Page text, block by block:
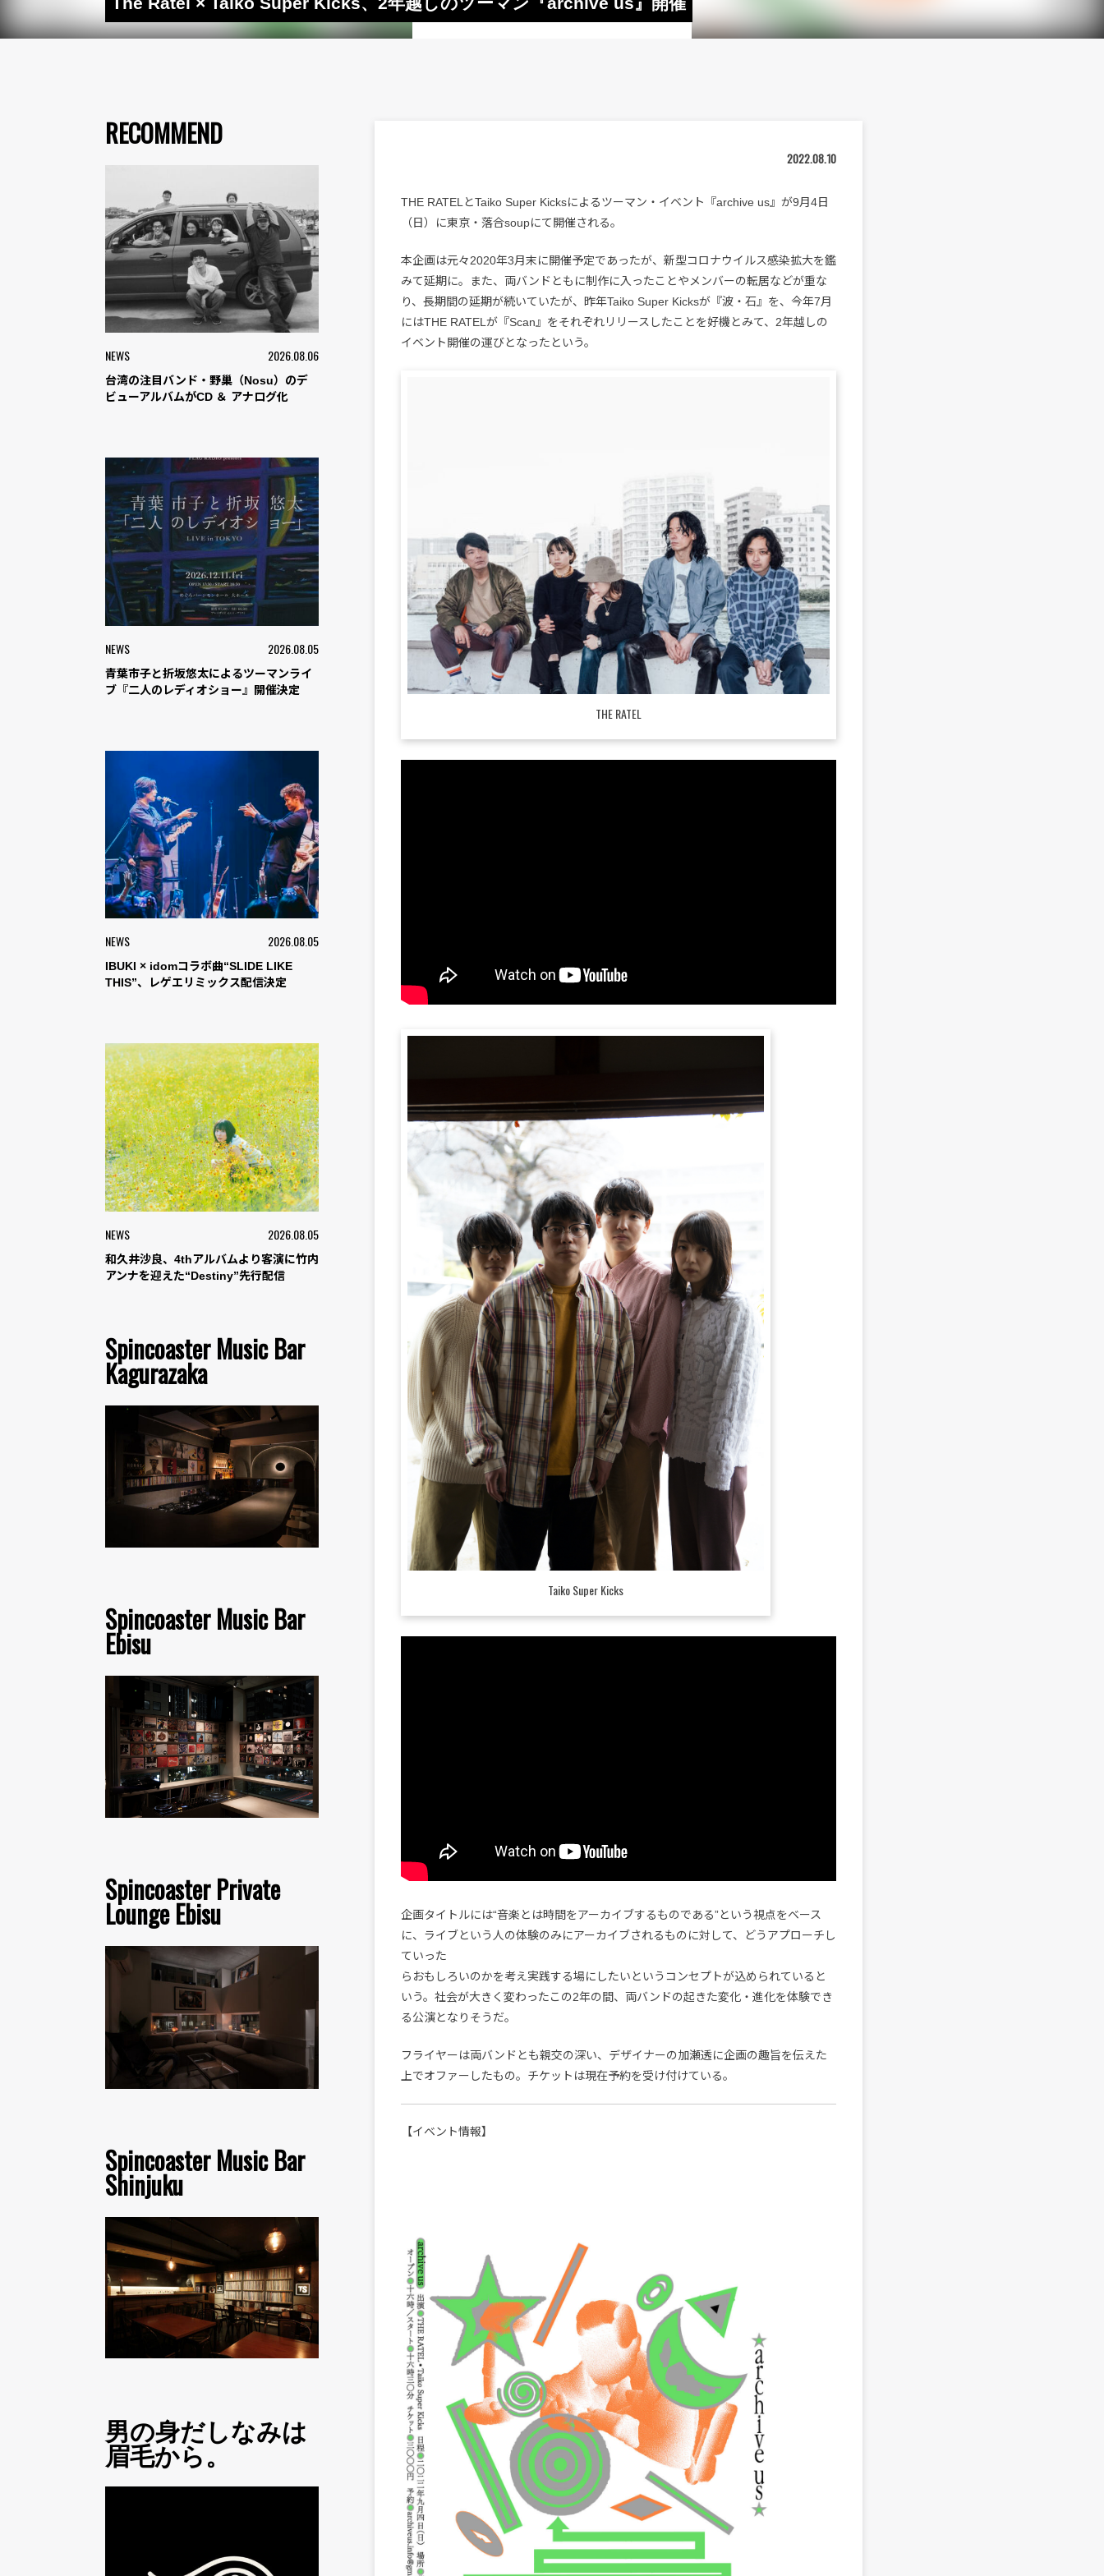
RECOMMEND
NEWS 2026.08.06
台湾の注目バンド・野巢（Nosu）のデ
ビューアルバムがCD ＆ アナログ化
NEWS 2026.08.05
青葉市子と折坂悠太によるツーマンライ
ブ『二人のレディオショー』開催決定
NEWS 2026.08.05
IBUKI × idomコラボ曲“SLIDE LIKE
THIS”、レゲエリミックス配信決定
NEWS 2026.08.05
和久井沙良、4thアルバムより客演に竹内
アンナを迎えた“Destiny”先行配信
Spincoaster Music Bar
Kagurazaka
Spincoaster Music Bar
Ebisu
Spincoaster Private
Lounge Ebisu
Spincoaster Music Bar
Shinjuku
男の身だしなみは
眉毛から。
2022.08.10
THE RATELとTaiko Super Kicksによるツーマン・イベント『archive us』が9月4日
（日）に東京・落合soupにて開催される。
本企画は元々2020年3月末に開催予定であったが、新型コロナウイルス感染拡大を鑑
みて延期に。また、両バンドともに制作に入ったことやメンバーの転居などが重な
り、長期間の延期が続いていたが、昨年Taiko Super Kicksが『波・石』を、今年7月
にはTHE RATELが『Scan』をそれぞれリリースしたことを好機とみて、2年越しの
イベント開催の運びとなったという。
THE RATEL
Taiko Super Kicks
企画タイトルには“音楽とは時間をアーカイブするものである”という視点をベース
に、ライブという人の体験のみにアーカイブされるものに対して、どうアプローチし
ていった
らおもしろいのかを考え実践する場にしたいというコンセプトが込められていると
いう。社会が大きく変わったこの2年の間、両バンドの起きた変化・進化を体験でき
る公演となりそうだ。
フライヤーは両バンドとも親交の深い、デザイナーの加瀬透に企画の趣旨を伝えた
上でオファーしたもの。チケットは現在予約を受け付けている。
【イベント情報】